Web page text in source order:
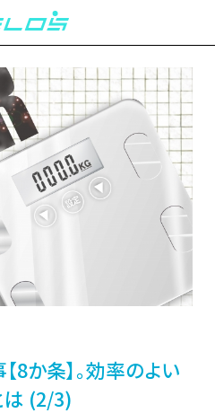
8か条】。効率のよい
は (2/3)